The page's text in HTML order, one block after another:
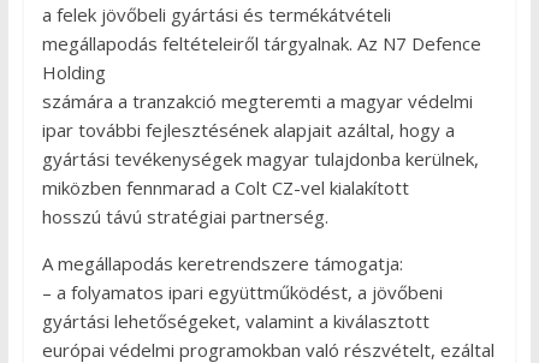
a felek jövőbeli gyártási és termékátvételi
megállapodás feltételeiről tárgyalnak. Az N7 Defence
Holding
számára a tranzakció megteremti a magyar védelmi
ipar további fejlesztésének alapjait azáltal, hogy a
gyártási tevékenységek magyar tulajdonba kerülnek,
miközben fennmarad a Colt CZ-vel kialakított
hosszú távú stratégiai partnerség.
A megállapodás keretrendszere támogatja:
– a folyamatos ipari együttműködést, a jövőbeni
gyártási lehetőségeket, valamint a kiválasztott
európai védelmi programokban való részvételt, ezáltal